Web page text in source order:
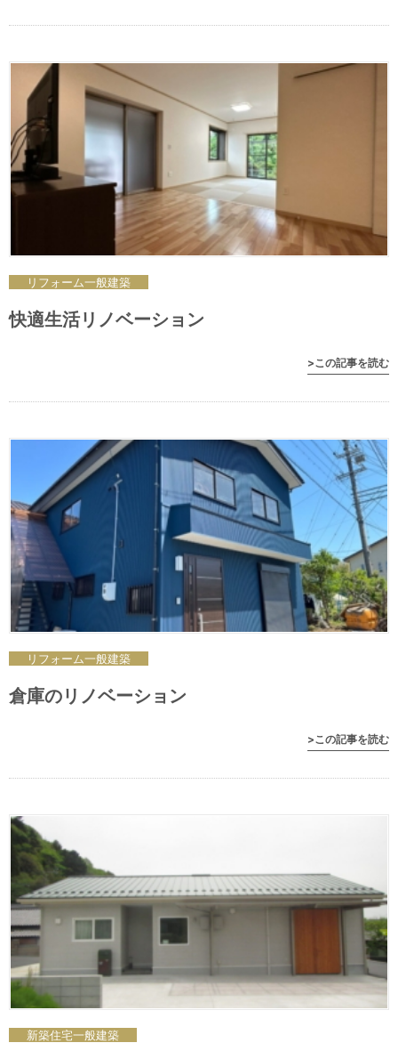
リフォーム一般建築
快適生活リノベーション
>この記事を読む
リフォーム一般建築
倉庫のリノベーション
>この記事を読む
新築住宅一般建築